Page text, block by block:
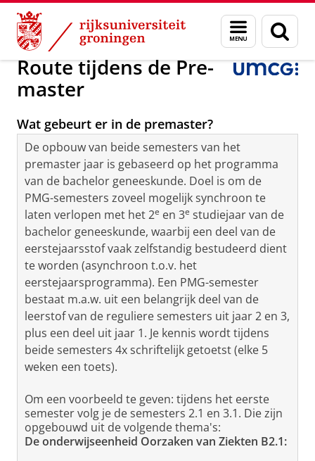
Skip
Content
Skip
Navigation
Menu
en
zoeken
Over ons Pre-master Geneeskunde
Route tijdens de Pre-
master
Wat gebeurt er in de premaster?
De opbouw van beide semesters van het
premaster jaar is gebaseerd op het programma
van de bachelor geneeskunde. Doel is om de
PMG-semesters zoveel mogelijk synchroon te
laten verlopen met het 2e en 3e studiejaar van de
bachelor geneeskunde, waarbij een deel van de
eerstejaarsstof vaak zelfstandig bestudeerd dient
te worden (asynchroon t.o.v. het
eerstejaarsprogramma). Een PMG-semester
bestaat m.a.w. uit een belangrijk deel van de
leerstof van de reguliere semesters uit jaar 2 en 3,
plus een deel uit jaar 1. Je kennis wordt tijdens
beide semesters 4x schriftelijk getoetst (elke 5
weken een toets).
Om een voorbeeld te geven: tijdens het eerste
semester volg je de semesters 2.1 en 3.1. Die zijn
opgebouwd uit de volgende thema's:
De onderwijseenheid Oorzaken van Ziekten B2.1: